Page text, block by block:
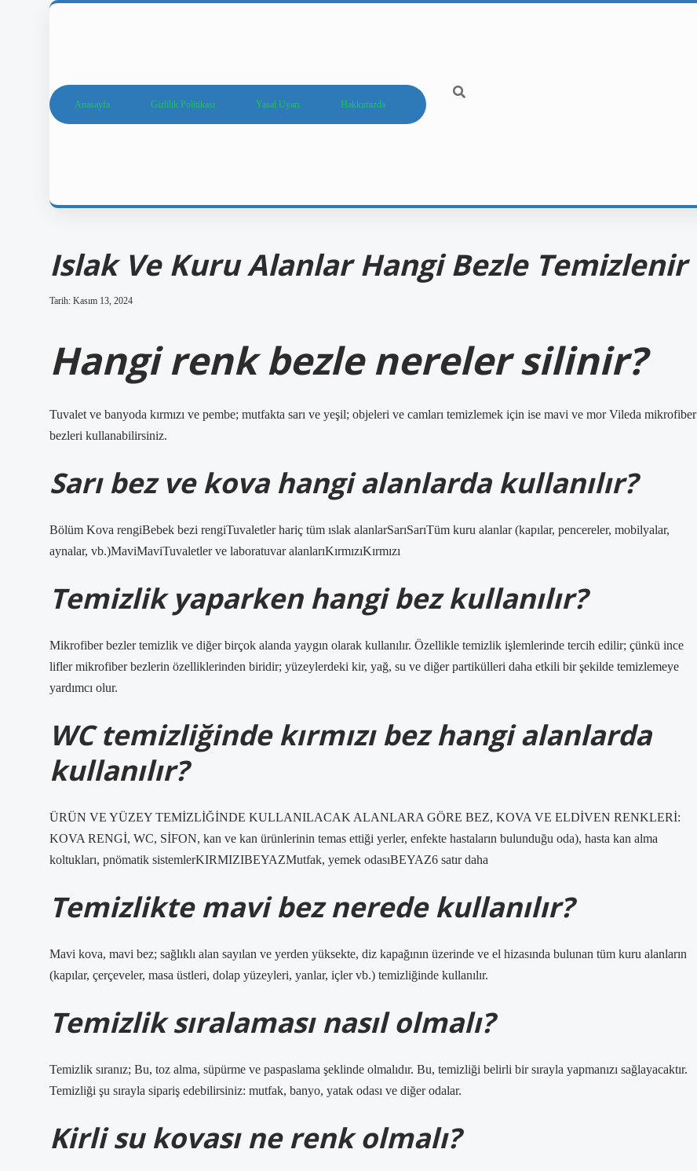
Anasayfa Gizlilik Politikası Yasal Uyarı Hakkımızda
Islak Ve Kuru Alanlar Hangi Bezle Temizlenir
Tarih: Kasım 13, 2024
Hangi renk bezle nereler silinir?
Tuvalet ve banyoda kırmızı ve pembe; mutfakta sarı ve yeşil; objeleri ve camları temizlemek için ise mavi ve mor Vileda mikrofiber
bezleri kullanabilirsiniz.
Sarı bez ve kova hangi alanlarda kullanılır?
Bölüm Kova rengiBebek bezi rengiTuvaletler hariç tüm ıslak alanlarSarıSarıTüm kuru alanlar (kapılar, pencereler, mobilyalar,
aynalar, vb.)MaviMaviTuvaletler ve laboratuvar alanlarıKırmızıKırmızı
Temizlik yaparken hangi bez kullanılır?
Mikrofiber bezler temizlik ve diğer birçok alanda yaygın olarak kullanılır. Özellikle temizlik işlemlerinde tercih edilir; çünkü ince
lifler mikrofiber bezlerin özelliklerinden biridir; yüzeylerdeki kir, yağ, su ve diğer partikülleri daha etkili bir şekilde temizlemeye
yardımcı olur.
WC temizliğinde kırmızı bez hangi alanlarda
kullanılır?
ÜRÜN VE YÜZEY TEMİZLİĞİNDE KULLANILACAK ALANLARA GÖRE BEZ, KOVA VE ELDİVEN RENKLERİ:
KOVA RENGİ, WC, SİFON, kan ve kan ürünlerinin temas ettiği yerler, enfekte hastaların bulunduğu oda), hasta kan alma
koltukları, pnömatik sistemlerKIRMIZIBEYAZMutfak, yemek odasıBEYAZ6 satır daha
Temizlikte mavi bez nerede kullanılır?
Mavi kova, mavi bez; sağlıklı alan sayılan ve yerden yüksekte, diz kapağının üzerinde ve el hizasında bulunan tüm kuru alanların
(kapılar, çerçeveler, masa üstleri, dolap yüzeyleri, yanlar, içler vb.) temizliğinde kullanılır.
Temizlik sıralaması nasıl olmalı?
Temizlik sıranız; Bu, toz alma, süpürme ve paspaslama şeklinde olmalıdır. Bu, temizliği belirli bir sırayla yapmanızı sağlayacaktır.
Temizliği şu sırayla sipariş edebilirsiniz: mutfak, banyo, yatak odası ve diğer odalar.
Kirli su kovası ne renk olmalı?